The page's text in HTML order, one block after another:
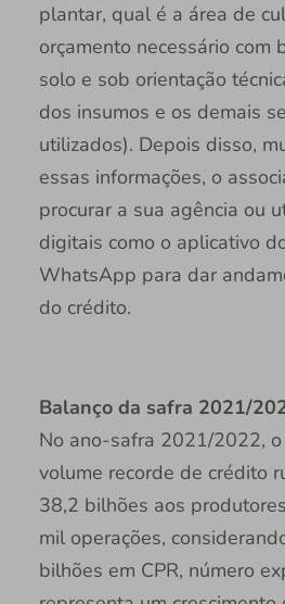
plantar, qual é a área de
orçamento necessário com
solo e sob orientação
dos insumos e os demais
utilizados). Depois disso,
essas informações, o
procurar a sua agência ou
digitais como o aplicativo
WhatsApp para dar
do crédito.
Balanço da safra 2021/
No ano-safra 2021/2022,
volume recorde de crédito
38,2 bilhões aos
mil operações,
bilhões em CPR, número